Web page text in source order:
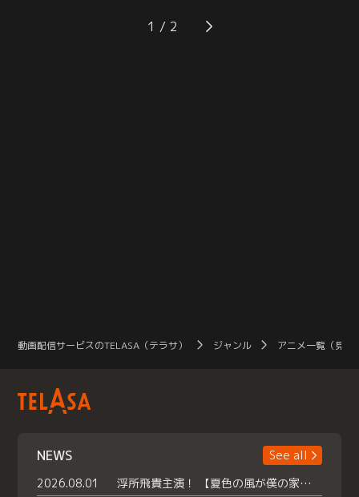
くことになる。無事露天風呂を発見
し、ガールズトークに花を咲かせる
セットたちのお陰もあって、商売は
順調。さらに王都軍のヴォンサス中
1
動画配信サービスのTELASA（テラサ） ジャンル アニメ一覧（見放
NEWS
See all
2026.08.01
浮所飛貴主演！ 【夏色の風が僕の家にやってきた】 本日よりテラサで独占配信スタート！